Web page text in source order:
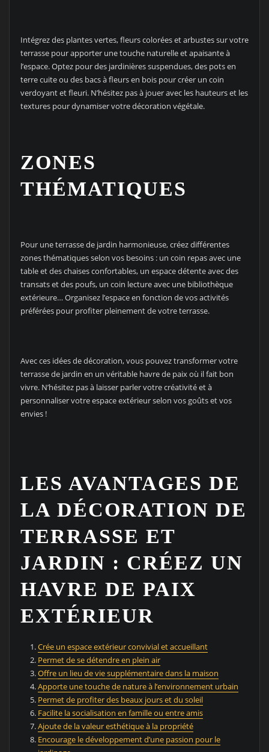
Intégrez des plantes vertes, fleurs colorées et arbustes sur votre
terrasse pour apporter une touche naturelle et apaisante à
l’espace. Optez pour des jardinières suspendues, des pots en
terre cuite ou des bacs à fleurs en bois pour créer un coin
verdoyant et fleuri. N’hésitez pas à jouer avec les hauteurs et les
textures pour dynamiser votre décoration végétale.
ZONES
THÉMATIQUES
Pour une terrasse de jardin harmonieuse, créez différentes
zones thématiques selon vos besoins : un coin repas avec une
table et des chaises confortables, un espace détente avec des
transats et des poufs, un coin lecture avec une bibliothèque
extérieure… Organisez l’espace en fonction de vos activités
préférées pour profiter pleinement de votre terrasse.
Avec ces idées de décoration, vous pouvez transformer votre
terrasse de jardin en un véritable havre de paix où il fait bon
vivre. N’hésitez pas à laisser parler votre créativité et à
personnaliser votre espace extérieur selon vos goûts et vos
envies !
LES AVANTAGES DE
LA DÉCORATION DE
TERRASSE ET
JARDIN : CRÉEZ UN
HAVRE DE PAIX
EXTÉRIEUR
Crée un espace extérieur convivial et accueillant
Permet de se détendre en plein air
Offre un lieu de vie supplémentaire dans la maison
Apporte une touche de nature à l’environnement urbain
Permet de profiter des beaux jours et du soleil
Facilite la socialisation en famille ou entre amis
Ajoute de la valeur esthétique à la propriété
Encourage le développement d’une passion pour le